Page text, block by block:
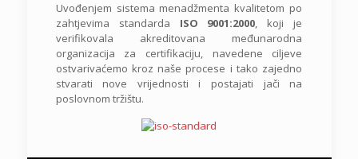
Uvođenjem sistema menadžmenta kvalitetom po
zahtjevima standarda ISO 9001:2000, koji je
verifikovala akreditovana međunarodna
organizacija za certifikaciju, navedene ciljeve
ostvarivaćemo kroz naše procese i tako zajedno
stvarati nove vrijednosti i postajati jači na
poslovnom tržištu.